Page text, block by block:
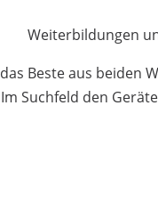
Weiterbildungen
Beste aus beiden
Im Suchfeld den